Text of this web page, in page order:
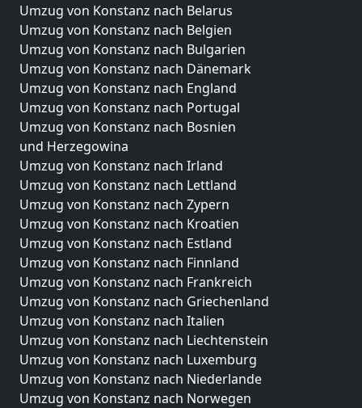
Umzug von Konstanz nach Belarus
Umzug von Konstanz nach Belgien
Umzug von Konstanz nach Bulgarien
Umzug von Konstanz nach Dänemark
Umzug von Konstanz nach England
Umzug von Konstanz nach Portugal
Umzug von Konstanz nach Bosnien
und Herzegowina
Umzug von Konstanz nach Irland
Umzug von Konstanz nach Lettland
Umzug von Konstanz nach Zypern
Umzug von Konstanz nach Kroatien
Umzug von Konstanz nach Estland
Umzug von Konstanz nach Finnland
Umzug von Konstanz nach Frankreich
Umzug von Konstanz nach Griechenland
Umzug von Konstanz nach Italien
Umzug von Konstanz nach Liechtenstein
Umzug von Konstanz nach Luxemburg
Umzug von Konstanz nach Niederlande
Umzug von Konstanz nach Norwegen